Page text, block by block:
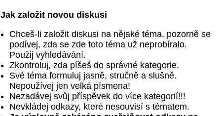
Jak založit novou diskusi
Chceš-li založit diskusi na nějaké téma, pozorně se
podívej, zda se zde toto téma už neprobíralo.
Použij vyhledávání.
Zkontroluj, zda píšeš do správné kategorie.
Své téma formuluj jasně, stručně a slušně.
Nepoužívej jen velká písmena!
Nezadávej svůj příspěvek do více kategorií!!!
Nevkládej odkazy, které nesouvisí s tématem.